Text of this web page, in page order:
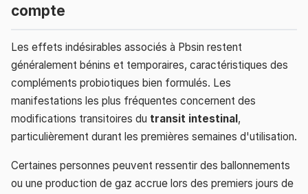
compte
Les effets indésirables associés à Pbsin restent
généralement bénins et temporaires, caractéristiques des
compléments probiotiques bien formulés. Les
manifestations les plus fréquentes concernent des
modifications transitoires du transit intestinal,
particulièrement durant les premières semaines d'utilisation.
Certaines personnes peuvent ressentir des ballonnements
ou une production de gaz accrue lors des premiers jours de